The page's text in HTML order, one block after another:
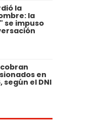
la
la
se impuso
cobran
en
según el DNI